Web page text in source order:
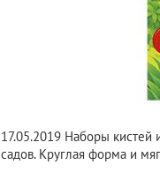
17.05.2019 Наборы кистей
садов. Круглая форма и